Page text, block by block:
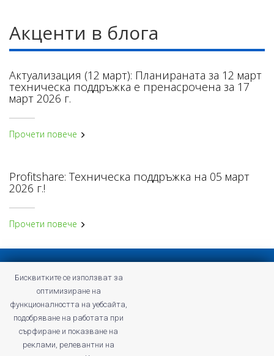
Акценти в блога
Актуализация (12 март): Планираната за 12 март
техническа поддръжка е пренасрочена за 17
март 2026 г.
Прочети повече
Profitshare: Техническа поддръжка на 05 март
2026 г.!
Прочети повече
Общи условия на Profitshare
Често задавани въпроси
Конфиденциална политика
Бисквитките се използват за
оптимизиране на
функционалността на уебсайта,
подобряване на работата при
сърфиране и показване на
реклами, релевантни на